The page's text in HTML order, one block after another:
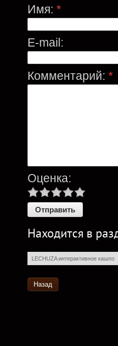
Имя: *
E-mail:
Комментарий: *
Оценка:
Находится в
LECHUZA интерактивное кашпо
Назад